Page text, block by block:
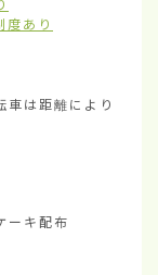
度あり
は距離により
ーキ配布